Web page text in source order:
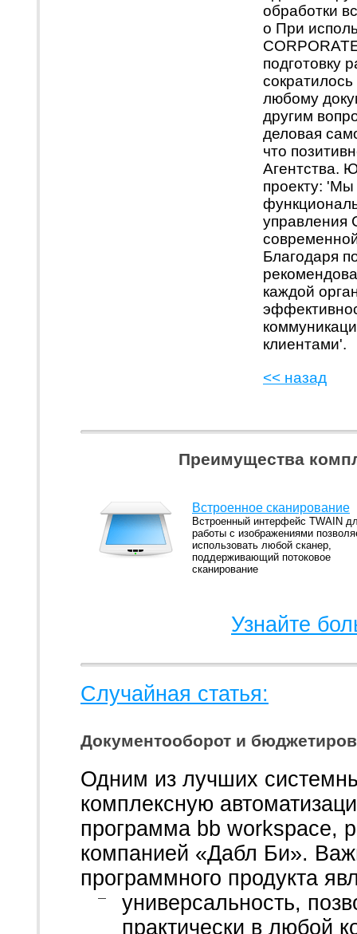
обработки
o При
подготовку
любому
другим
деловая
что
Агентства.
проекту: 'Мы
управления
Благодаря
каждой
клиентами'.
<< назад
Преимущества
Встроенное сканирование
Встроенный интерфейс TWAIN
работы с изображениями
использовать любой сканер,
поддерживающий потоковое
сканирование
Узнайте
Случайная статья:
Документооборот и
Одним из лучших
комплексную
программа bb workspace,
компанией «Дабл Би».
программного продукта
универсальность,
практически в любой